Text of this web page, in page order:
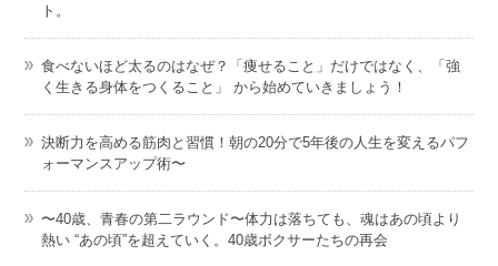
ト。
食べないほど太るのはなぜ？「痩せること」だけではなく、「強
く生きる身体をつくること」 から始めていきましょう！
決断力を高める筋肉と習慣！朝の20分で5年後の人生を変えるパフ
ォーマンスアップ術〜
〜40歳、青春の第二ラウンド〜体力は落ちても、魂はあの頃より
熱い “あの頃”を超えていく。40歳ボクサーたちの再会